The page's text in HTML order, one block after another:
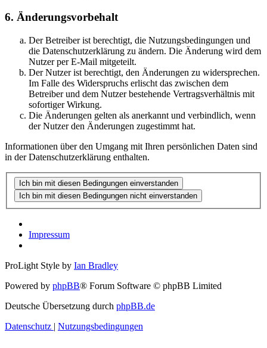
6. Änderungsvorbehalt
Der Betreiber ist berechtigt, die Nutzungsbedingungen und
die Datenschutzerklärung zu ändern. Die Änderung wird dem
Nutzer per E-Mail mitgeteilt.
Der Nutzer ist berechtigt, den Änderungen zu widersprechen.
Im Falle des Widerspruchs erlischt das zwischen dem
Betreiber und dem Nutzer bestehende Vertragsverhältnis mit
sofortiger Wirkung.
Die Änderungen gelten als anerkannt und verbindlich, wenn
der Nutzer den Änderungen zugestimmt hat.
Informationen über den Umgang mit Ihren persönlichen Daten sind
in der Datenschutzerklärung enthalten.
Impressum
ProLight Style by Ian Bradley
Powered by phpBB® Forum Software © phpBB Limited
Deutsche Übersetzung durch phpBB.de
Datenschutz | Nutzungsbedingungen